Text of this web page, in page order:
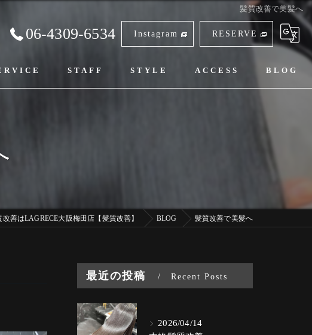
髪質改善で美髪へ
06-4309-6534 Instagram RESERVE
STAFF STYLE ACCESS BLOG
善はLAGRECE大阪梅田店【髪質改善】 BLOG 髪質改善で美髪へ
最近の投稿 Recent Posts
2026/04/14